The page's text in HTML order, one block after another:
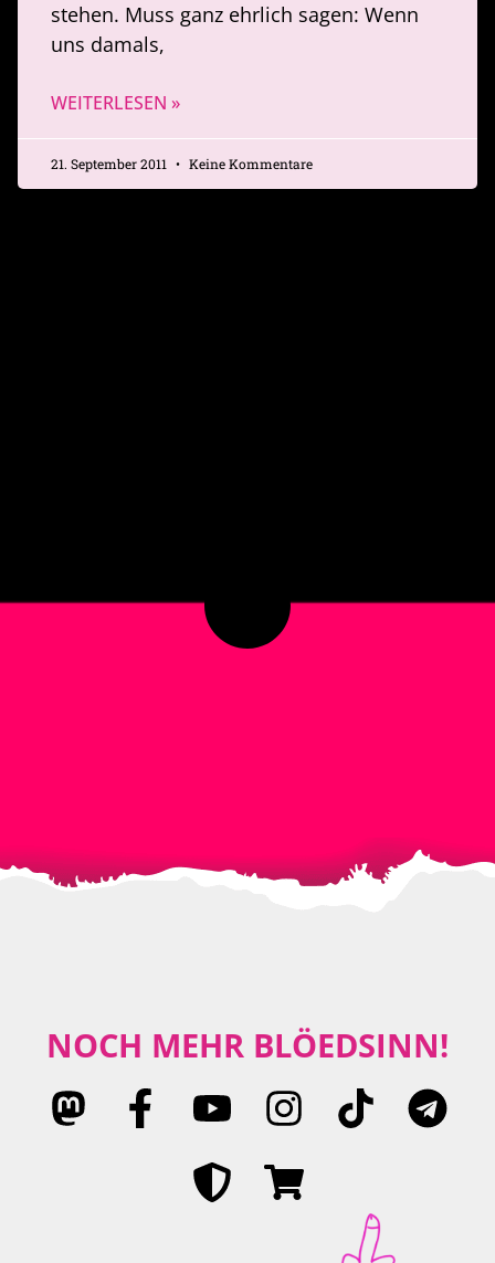
stehen. Muss ganz ehrlich sagen: Wenn
uns damals,
WEITERLESEN »
21. September 2011 Keine Kommentare
NOCH MEHR BLÖEDSINN!